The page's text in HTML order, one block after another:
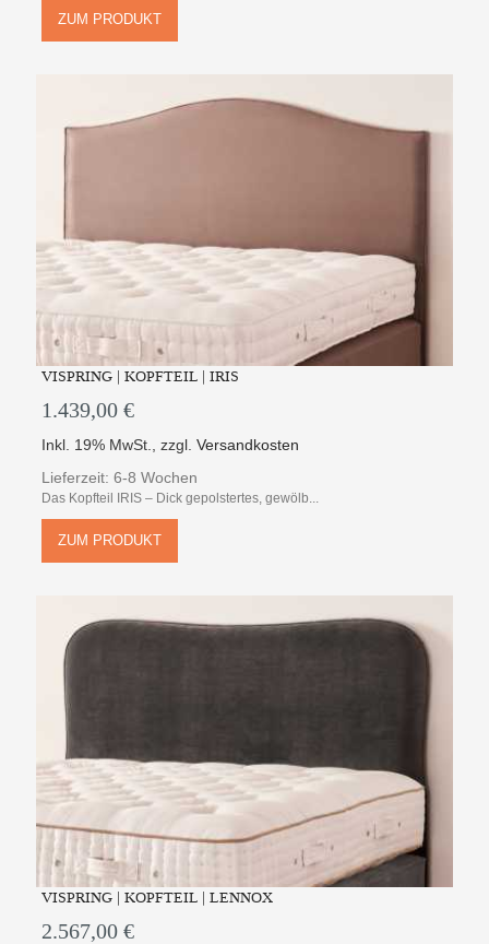
ZUM PRODUKT
VISPRING | KOPFTEIL | IRIS
1.439,00 €
Inkl. 19% MwSt.,zzgl.Versandkosten
Lieferzeit: 6-8 Wochen
Das Kopfteil IRIS – Dick gepolstertes, gewölb...
ZUM PRODUKT
VISPRING | KOPFTEIL | LENNOX
2.567,00 €